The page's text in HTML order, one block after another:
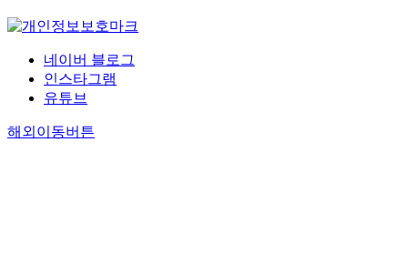
네이버 블로그
인스타그램
유튜브
해외이동버튼